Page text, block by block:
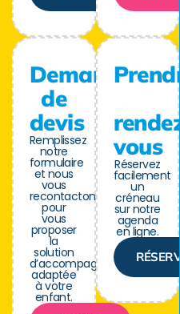
Demande
de
devis
Remplissez
notre
formulaire
et nous
vous
recontactons
pour
vous
proposer
la
solution
d’accompagnement
adaptée
à votre
enfant.
rendez-
vous
Réservez
facilement
un
créneau
sur notre
agenda
en ligne.